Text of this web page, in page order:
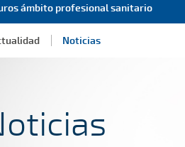
ámbito profesional sanitario
Noticias